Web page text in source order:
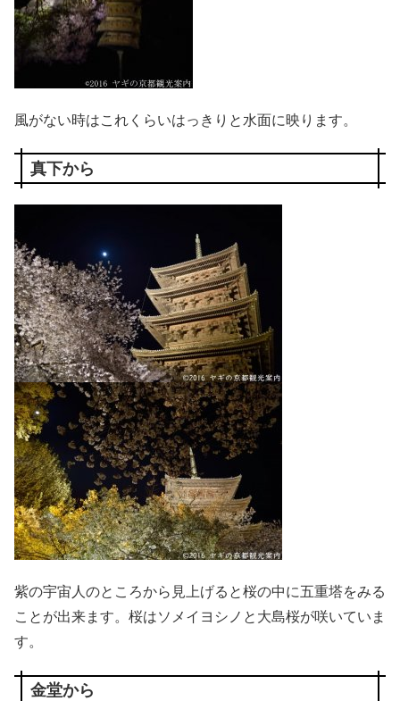
風がない時はこれくらいはっきりと水面に映ります。
真下から
紫の宇宙人のところから見上げると桜の中に五重塔をみる
ことが出来ます。桜はソメイヨシノと大島桜が咲いていま
す。
金堂から